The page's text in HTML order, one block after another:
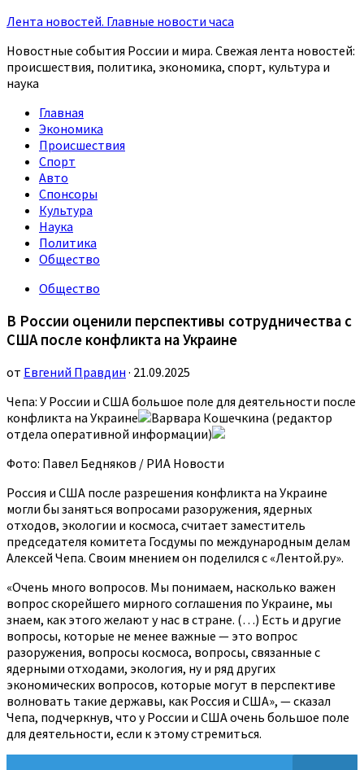
Лента новостей. Главные новости часа
Новостные события России и мира. Свежая лента новостей:
происшествия, политика, экономика, спорт, культура и
наука
Главная
Экономика
Происшествия
Спорт
Авто
Спонсоры
Культура
Наука
Политика
Общество
Общество
В России оценили перспективы сотрудничества с
США после конфликта на Украине
от Евгений Правдин · 21.09.2025
Чепа: У России и США большое поле для деятельности после
конфликта на Украине
Варвара Кошечкина (редактор
отдела оперативной информации)
Фото: Павел Бедняков / РИА Новости
Россия и США после разрешения конфликта на Украине
могли бы заняться вопросами разоружения, ядерных
отходов, экологии и космоса, считает заместитель
председателя комитета Госдумы по международным делам
Алексей Чепа. Своим мнением он поделился с «Лентой.ру».
«Очень много вопросов. Мы понимаем, насколько важен
вопрос скорейшего мирного соглашения по Украине, мы
знаем, как этого желают у нас в стране. (…) Есть и другие
вопросы, которые не менее важные — это вопрос
разоружения, вопросы космоса, вопросы, связанные с
ядерными отходами, экология, ну и ряд других
экономических вопросов, которые могут в перспективе
волновать такие державы, как Россия и США», — сказал
Чепа, подчеркнув, что у России и США очень большое поле
для деятельности, если к этому стремиться.